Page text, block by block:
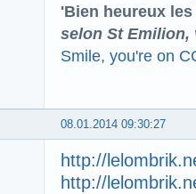
'Bien heureux
selon St Emilion,
Smile, you're on
08.01.2014 09:30:27
http://
http://